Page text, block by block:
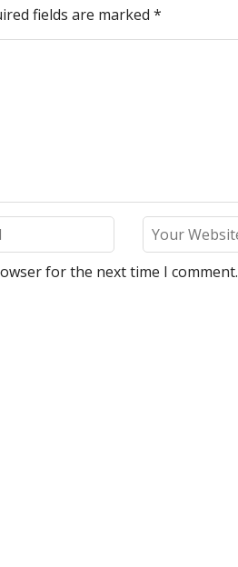
fields are marked *
for the next time I comment.